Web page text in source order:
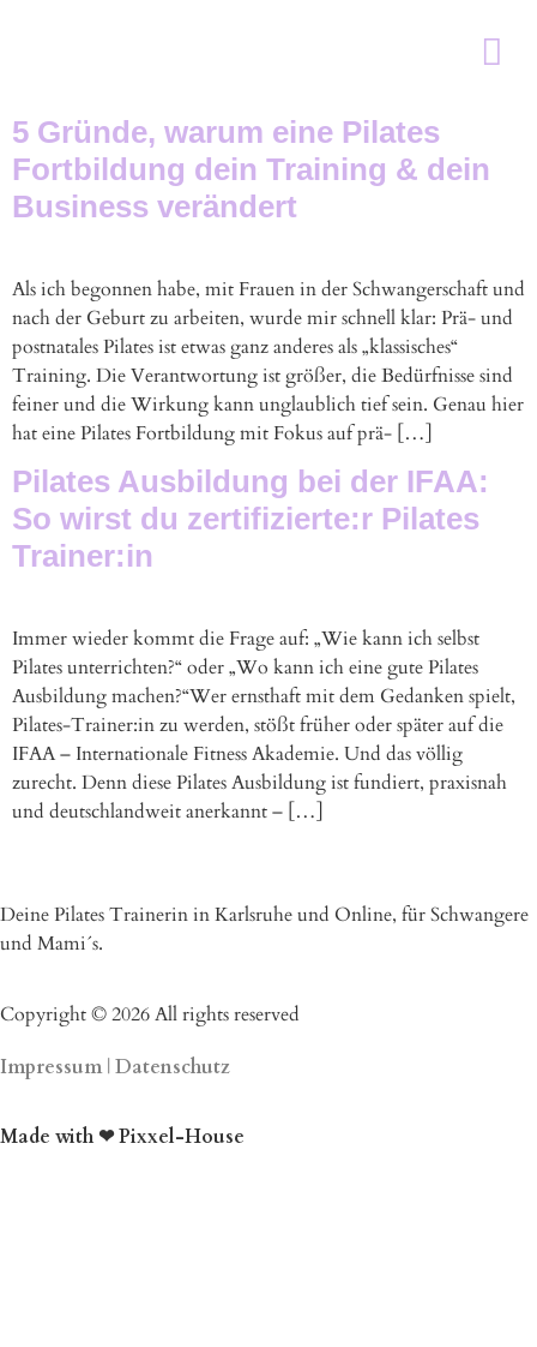
5 Gründe, warum eine Pilates
Fortbildung dein Training & dein
Business verändert
Als ich begonnen habe, mit Frauen in der Schwangerschaft und
nach der Geburt zu arbeiten, wurde mir schnell klar: Prä- und
postnatales Pilates ist etwas ganz anderes als „klassisches“
Training. Die Verantwortung ist größer, die Bedürfnisse sind
feiner und die Wirkung kann unglaublich tief sein. Genau hier
hat eine Pilates Fortbildung mit Fokus auf prä- […]
Pilates Ausbildung bei der IFAA:
So wirst du zertifizierte:r Pilates
Trainer:in
Immer wieder kommt die Frage auf: „Wie kann ich selbst
Pilates unterrichten?“ oder „Wo kann ich eine gute Pilates
Ausbildung machen?“Wer ernsthaft mit dem Gedanken spielt,
Pilates-Trainer:in zu werden, stößt früher oder später auf die
IFAA – Internationale Fitness Akademie. Und das völlig
zurecht. Denn diese Pilates Ausbildung ist fundiert, praxisnah
und deutschlandweit anerkannt – […]
Deine Pilates Trainerin in Karlsruhe und Online, für Schwangere
und Mami´s.
Copyright © 2026 All rights reserved​
Impressum|Datenschutz
Made with ❤ Pixxel-House